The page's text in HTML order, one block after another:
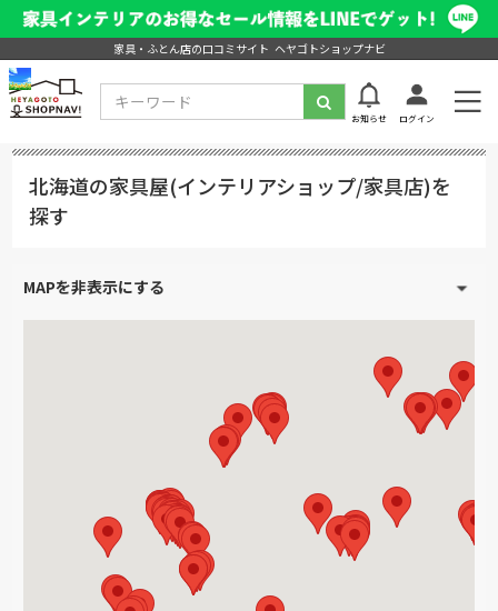
家具・ふとん店の口コミサイト ヘヤゴトショップナビ
お知らせ ログイン
北海道の家具屋(インテリアショップ/家具店)を
探す